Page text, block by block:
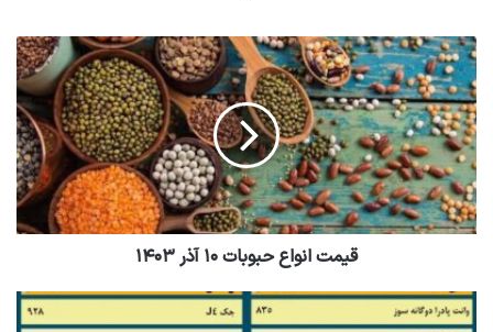
قیمت انواع حبوبات ۱۰ آذر ۱۴۰۳